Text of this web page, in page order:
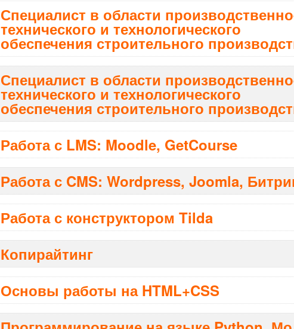
Специалист в области
технического и технологического
обеспечения строительного
Специалист в области
технического и технологического
обеспечения строительного
Работа с LMS: Moodle, GetCourse
Работа с CMS: Wordpress, Joomla,
Работа с конструктором Tilda
Копирайтинг
Основы работы на HTML+CSS